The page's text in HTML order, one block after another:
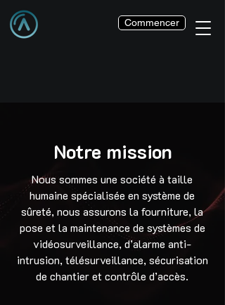
Commencer
Notre mission
Nous sommes une société à taille
humaine spécialisée en système de
sûreté, nous assurons la fourniture, la
pose et la maintenance de systèmes de
vidéosurveillance, d’alarme anti-
intrusion, télésurveillance, sécurisation
de chantier et contrôle d’accès.